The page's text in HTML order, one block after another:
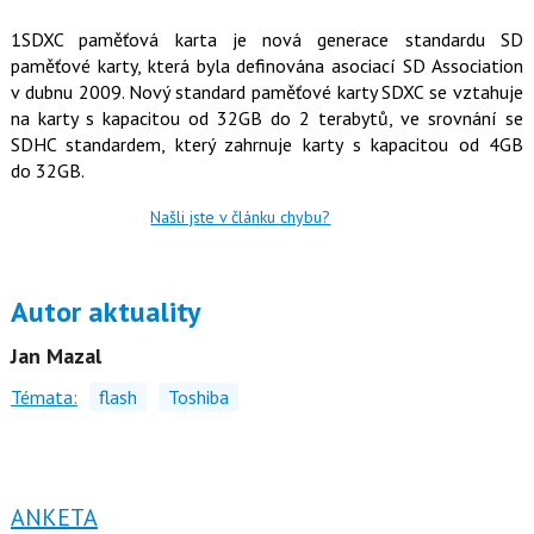
k
u
1SDXC paměťová karta je nová generace standardu SD
paměťové karty, která byla definována asociací SD Association
v dubnu 2009. Nový standard paměťové karty SDXC se vztahuje
na karty s kapacitou od 32GB do 2 terabytů, ve srovnání se
SDHC standardem, který zahrnuje karty s kapacitou od 4GB
do 32GB.
Našli jste v článku chybu?
Autor aktuality
Jan Mazal
Témata: flash Toshiba
ANKETA